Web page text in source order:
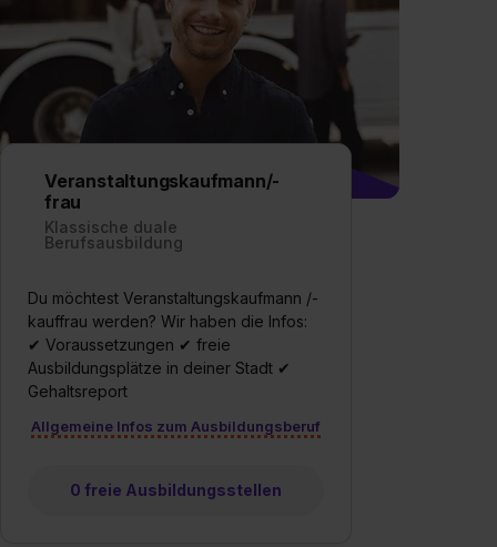
Veranstaltungskaufmann/-
frau
Klassische duale
Berufsausbildung
Du möchtest Veranstaltungskaufmann /-
kauffrau werden? Wir haben die Infos:
✔ Voraussetzungen ✔ freie
Ausbildungsplätze in deiner Stadt ✔
Gehaltsreport
Allgemeine Infos zum Ausbildungsberuf
0 freie Ausbildungsstellen